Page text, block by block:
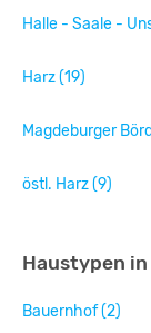
Halle - Saale -
Harz (19)
Magdeburger
östl. Harz (9)
Haustypen
Bauernhof (2)